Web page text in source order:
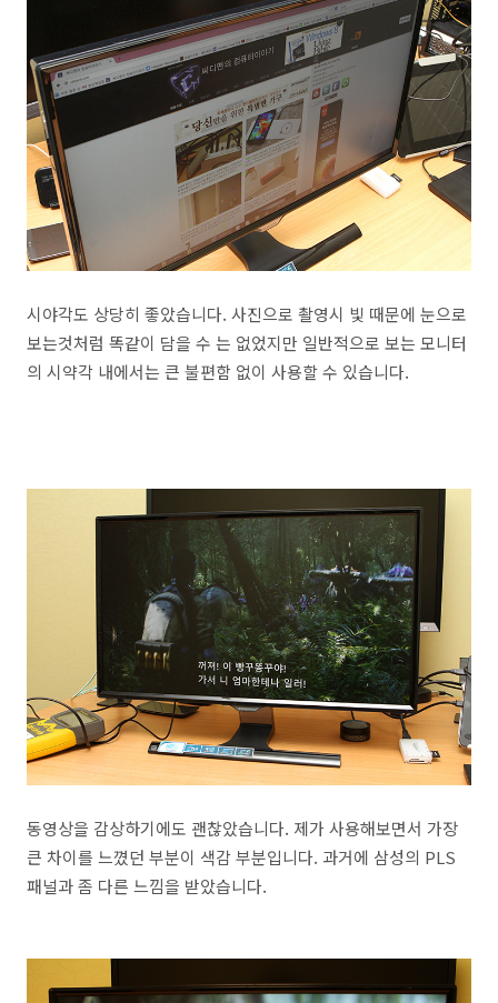
시야각도 상당히 좋았습니다. 사진으로 촬영시 빛 때문에 눈으로
보는것처럼 똑같이 담을 수 는 없었지만 일반적으로 보는 모니터
의 시약각 내에서는 큰 불편함 없이 사용할 수 있습니다.
동영상을 감상하기에도 괜찮았습니다. 제가 사용해보면서 가장
큰 차이를 느꼈던 부분이 색감 부분입니다. 과거에 삼성의 PLS
패널과 좀 다른 느낌을 받았습니다.